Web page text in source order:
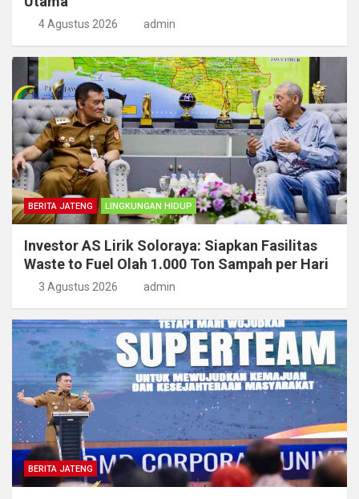
4 Agustus 2026 admin
BERITA JATENG LINGKUNGAN HIDUP
Investor AS Lirik Soloraya: Siapkan Fasilitas
Waste to Fuel Olah 1.000 Ton Sampah per Hari
3 Agustus 2026 admin
BERITA JATENG